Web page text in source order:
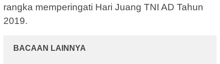
rangka memperingati Hari Juang TNI AD Tahun
2019.
BACAAN LAINNYA